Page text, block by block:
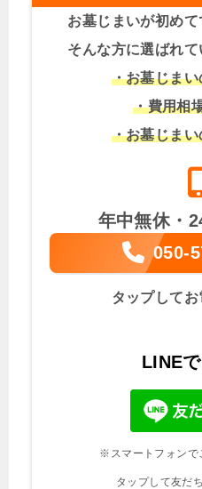
お墓じまいが初めて
そんな方に選ばれて
・お墓じま
・費用相
・お墓じま
年中無休・
050-
タップして
LINE
※スマートフォンで
タップして友だ